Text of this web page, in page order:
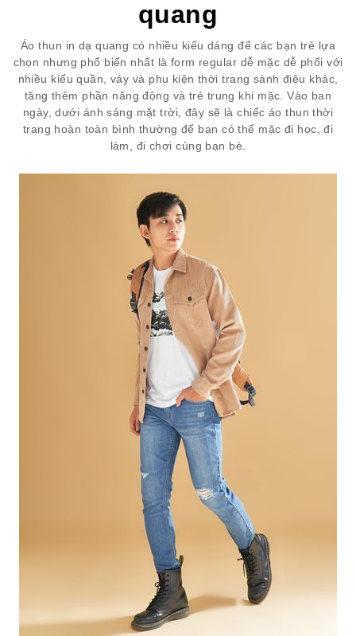
quang
Áo thun in dạ quang có nhiều kiểu dáng để các bạn trẻ lựa
chọn nhưng phổ biến nhất là form regular dễ mặc dễ phối với
nhiều kiểu quần, váy và phụ kiện thời trang sành điệu khác,
tăng thêm phần năng động và trẻ trung khi mặc. Vào ban
ngày, dưới ánh sáng mặt trời, đây sẽ là chiếc áo thun thời
trang hoàn toàn bình thường để bạn có thể mặc đi học, đi
làm, đi chơi cùng bạn bè.